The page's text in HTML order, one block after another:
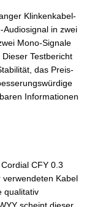
Klinkenkabel-
Audiosignal in zwei
Mono-Signale
Testbericht
das Preis-
Informationen
CFY 0.3
Kabel
qualitativ